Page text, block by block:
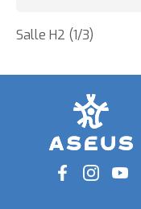
Salle H2 (1/3)
Social